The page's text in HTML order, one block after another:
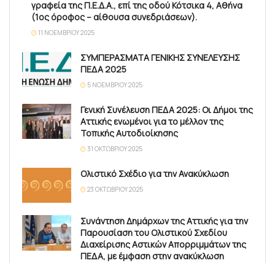
γραφεία της Π.Ε.Δ.Α., επί της οδού Κότσικα 4, Αθήνα
(1ος όροφος – αίθουσα συνεδριάσεων).
11 ΝΟΕΜΒΡΊΟΥ 2025
ΣΥΜΠΕΡΑΣΜΑΤΑ ΓΕΝΙΚΗΣ ΣΥΝΕΛΕΥΣΗΣ
ΠΕΔΑ 2025
5 ΝΟΕΜΒΡΊΟΥ 2025
Γενική Συνέλευση ΠΕΔΑ 2025: Οι Δήμοι της
Αττικής ενωμένοι για το μέλλον της
Τοπικής Αυτοδιοίκησης
31 ΟΚΤΩΒΡΊΟΥ 2025
Ολιστικό Σχέδιο για την Ανακύκλωση
23 ΟΚΤΩΒΡΊΟΥ 2025
Συνάντηση Δημάρχων της Αττικής για την
Παρουσίαση του Ολιστικού Σχεδίου
Διαχείρισης Αστικών Απορριμμάτων της
ΠΕΔΑ, με έμφαση στην ανακύκλωση